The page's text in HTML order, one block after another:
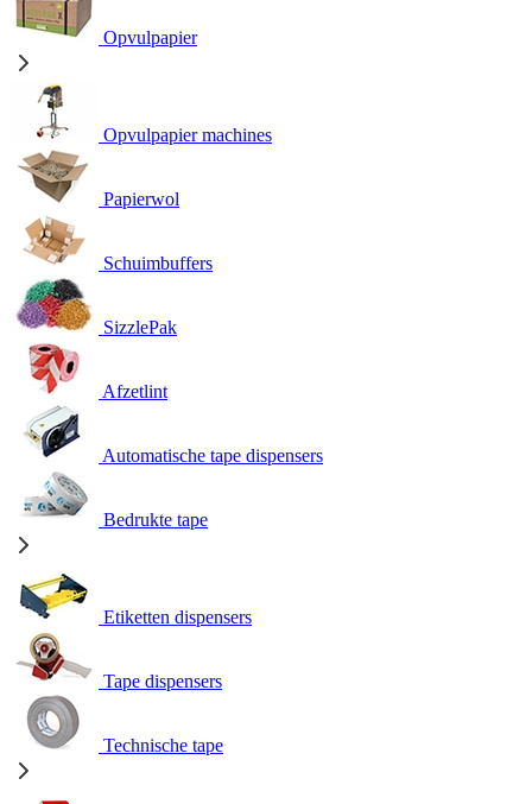
Opvulpapier
Opvulpapier machines
Papierwol
Schuimbuffers
SizzlePak
Afzetlint
Automatische tape dispensers
Bedrukte tape
Etiketten dispensers
Tape dispensers
Technische tape